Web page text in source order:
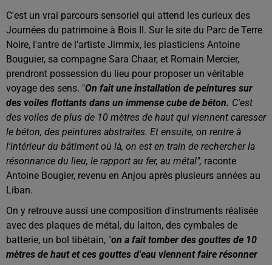
C'est un vrai parcours sensoriel qui attend les curieux des
Journées du patrimoine à Bois II. Sur le site du Parc de Terre
Noire, l'antre de l'artiste Jimmix, les plasticiens Antoine
Bouguier, sa compagne Sara Chaar, et Romain Mercier,
prendront possession du lieu pour proposer un véritable
voyage des sens. "On fait une installation de peintures sur
des voiles flottants dans un immense cube de béton. C'est
des voiles de plus de 10 mètres de haut qui viennent caresser
le béton, des peintures abstraites. Et ensuite, on rentre à
l'intérieur du bâtiment où là, on est en train de rechercher la
résonnance du lieu, le rapport au fer, au métal", raconte
Antoine Bougier, revenu en Anjou après plusieurs années au
Liban.
On y retrouve aussi une composition d'instruments réalisée
avec des plaques de métal, du laiton, des cymbales de
batterie, un bol tibétain, "on a fait tomber des gouttes de 10
mètres de haut et ces gouttes d'eau viennent faire résonner